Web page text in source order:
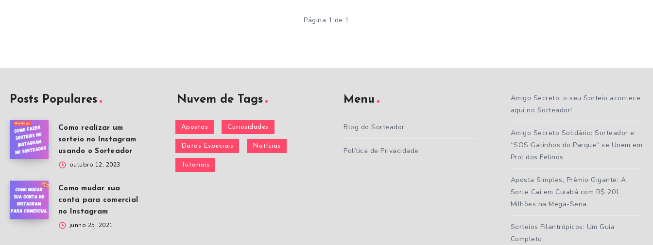
Página 1 de 1
Posts Populares
Como realizar um
sorteio no Instagram
usando o Sorteador
outubro 12, 2023
Como mudar sua
conta para comercial
no Instagram
junho 25, 2021
Nuvem de Tags
Apostas Curiosidades
Datas Especiais Notícias
Tutoriais
Menu
Blog do Sorteador
Política de Privacidade
Amigo Secreto: o seu Sorteio acontece
aqui no Sorteador!
Amigo Secreto Solidário: Sorteador e
“SOS Gatinhos do Parque” se Unem em
Prol dos Felinos
Aposta Simples, Prêmio Gigante: A
Sorte Cai em Cuiabá com R$ 201
Milhões na Mega-Sena
Sorteios Filantrópicos: Um Guia
Completo